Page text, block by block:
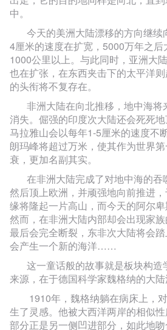
中。
今天的美洲大陆漂移的方向继
4厘米的速度在扩宽，5000万年之
1000公里以上。与此同时，亚洲大
也在扩张，在东西夹击下的太平洋
的头衔将不复存在。
非洲大陆在向北推移，地中海
消失。倔强的印度次大陆还会死死
马拉雅山会以每年1-5厘米的速度不
朗玛峰将超过万米，使其作为世界
衰，更加名副其实。
在非洲大陆完成了对地中海的吞
然后顶上欧洲，并顽强地向前推进
缘将隆起一片高山，而今天的阿尔卑
然而，在非洲大陆内部却会出现家
最后会完全断裂，东非次大陆将会
会产生一个新的海洋……
这一童话般的故事就是板块构
来源，在于德国科学家魏格纳的大陆
1910年，魏格纳躺在病床上，
生了灵感。他被大西洋两岸的相似
部分正是另一侧凹进部分，如此地